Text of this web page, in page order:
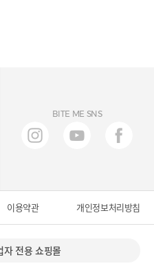
BITE ME SNS
이용약관 개인정보처리방침
자 전용 쇼핑몰